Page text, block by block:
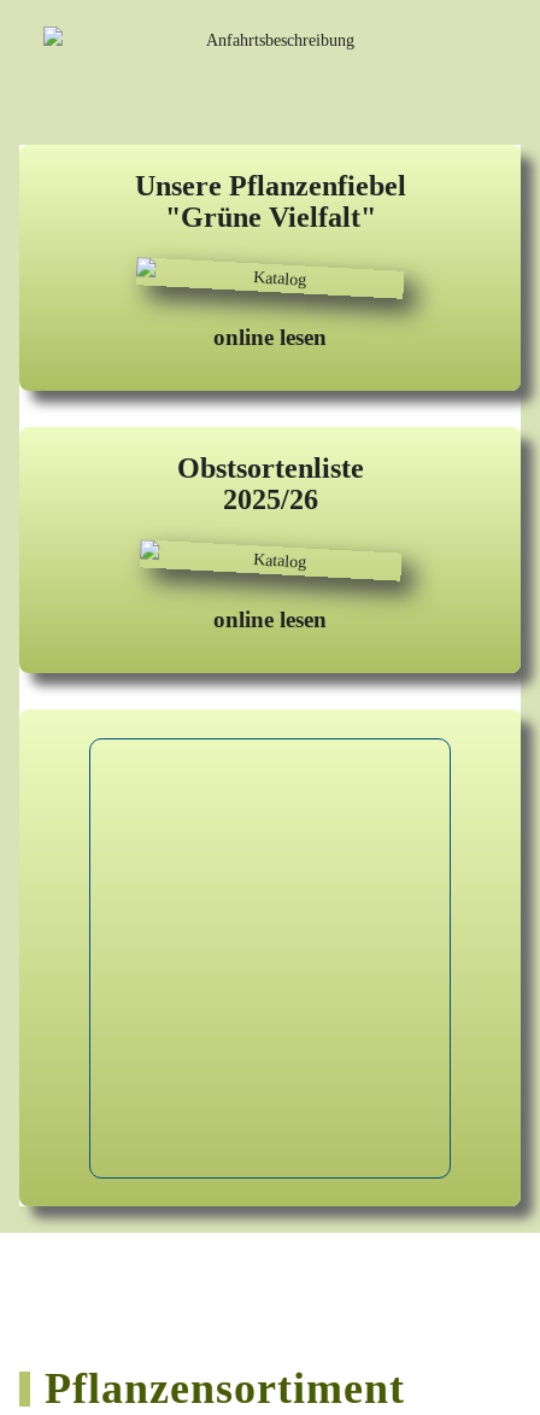
Unsere Pflanzenfiebel
"Grüne Vielfalt"
online lesen
Obstsortenliste
2025/26
online lesen
Pflanzensortiment